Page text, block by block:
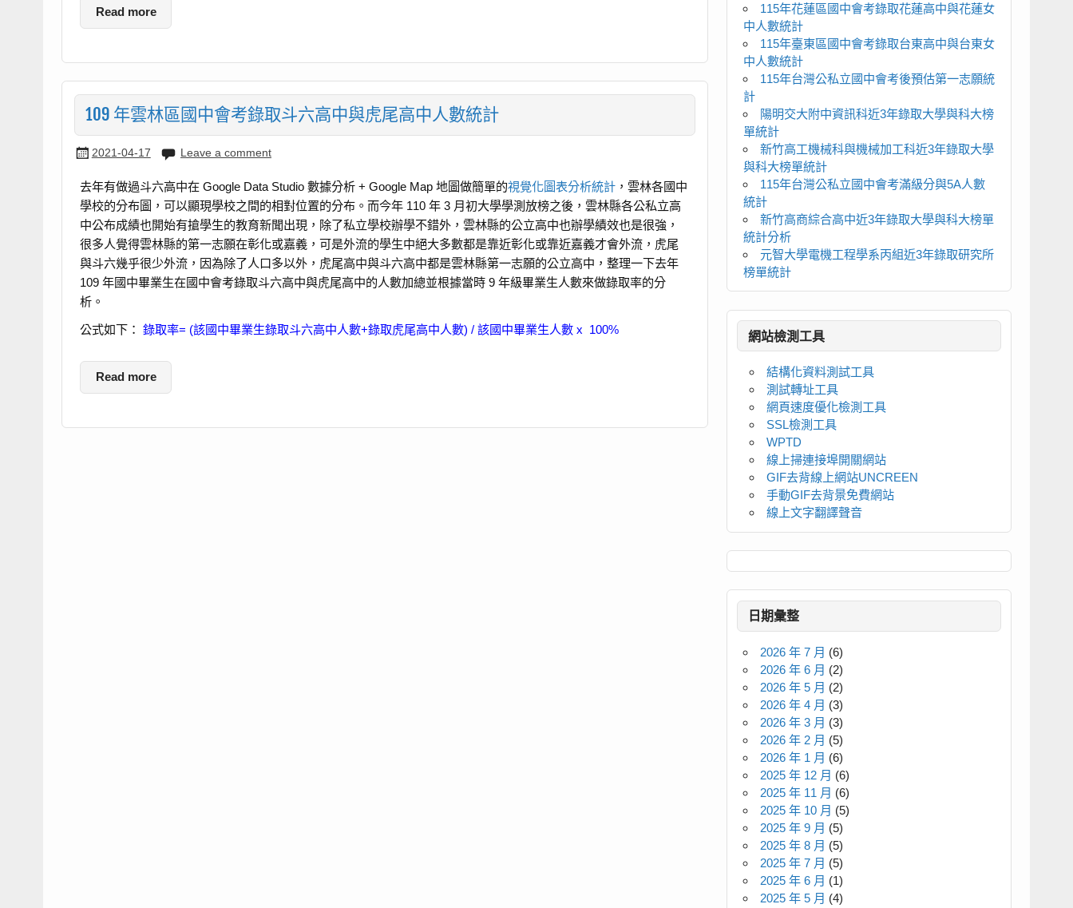
Read more
109 年雲林區國中會考錄取斗六高中與虎尾高中人數統計
2021-04-17 Leave a comment
去年有做過斗六高中在 Google Data Studio 數據分析 + Google Map 地圖做簡單的視覺化圖表分析統計 ，雲林各國中
學校的分布圖，可以顯現學校之間的相對位置的分布。而今年 110 年 3 月初大學學測放榜之後，雲林縣各公私立高
中公布成績也開始有搶學生的教育新聞出現，除了私立學校辦學不錯外，雲林縣的公立高中也辦學績效也是很強，
很多人覺得雲林縣的第一志願在彰化或嘉義，可是外流的學生中絕大多數都是靠近彰化或靠近嘉義才會外流，虎尾
與斗六幾乎很少外流，因為除了人口多以外，虎尾高中與斗六高中都是雲林縣第一志願的公立高中，整理一下去年
109 年國中畢業生在國中會考錄取斗六高中與虎尾高中的人數加總並根據當時 9 年級畢業生人數來做錄取率的分
析。
公式如下：錄取率= (該國中畢業生錄取斗六高中人數+錄取虎尾高中人數) / 該國中畢業生人數 x 100%
Read more
115年花蓮區國中會考錄取花蓮高中與花蓮女
中人數統計
115年臺東區國中會考錄取台東高中與台東女
中人數統計
115年台灣公私立國中會考後預估第一志願統
計
陽明交大附中資訊科近3年錄取大學與科大榜
單統計
新竹高工機械科與機械加工科近3年錄取大學
與科大榜單統計
115年台灣公私立國中會考滿級分與5A人數
統計
新竹高商綜合高中近3年錄取大學與科大榜單
統計分析
元智大學電機工程學系丙組近3年錄取研究所
榜單統計
網站檢測工具
結構化資料測試工具
測試轉址工具
網頁速度優化檢測工具
SSL檢測工具
WPTD
線上掃連接埠開關網站
GIF去背線上網站UNCREEN
手動GIF去背景免費網站
線上文字翻譯聲音
日期彙整
2026 年 7 月 (6)
2026 年 6 月 (2)
2026 年 5 月 (2)
2026 年 4 月 (3)
2026 年 3 月 (3)
2026 年 2 月 (5)
2026 年 1 月 (6)
2025 年 12 月 (6)
2025 年 11 月 (6)
2025 年 10 月 (5)
2025 年 9 月 (5)
2025 年 8 月 (5)
2025 年 7 月 (5)
2025 年 6 月 (1)
2025 年 5 月 (4)